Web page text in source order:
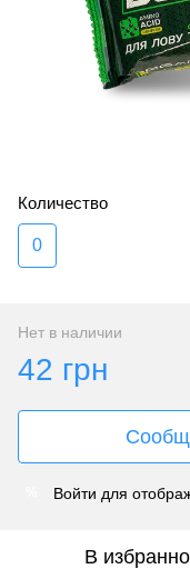
Количество
0
Нет в наличии
42 грн
Войти для
В